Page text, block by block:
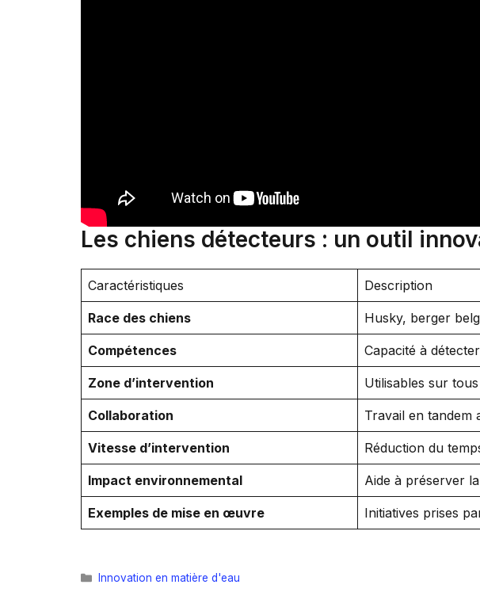
Les chiens détecteurs : un outil
Caractéristiques Description
Race des chiens Husky, berger
Compétences Capacité à
Zone d’intervention Utilisables sur
Collaboration Travail en tandem
Vitesse d’intervention Réduction du
Impact environnemental Aide à préserver
Exemples de mise en œuvre Initiatives prises
Catégories
Innovation en matière d'eau